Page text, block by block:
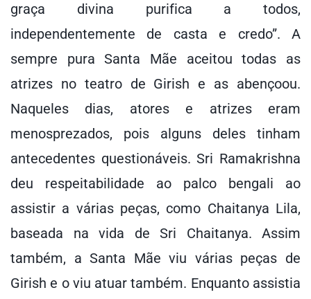
graça divina purifica a todos,
independentemente de casta e credo”. A
sempre pura Santa Mãe aceitou todas as
atrizes no teatro de Girish e as abençoou.
Naqueles dias, atores e atrizes eram
menosprezados, pois alguns deles tinham
antecedentes questionáveis. Sri Ramakrishna
deu respeitabilidade ao palco bengali ao
assistir a várias peças, como Chaitanya Lila,
baseada na vida de Sri Chaitanya. Assim
também, a Santa Mãe viu várias peças de
Girish e o viu atuar também. Enquanto assistia